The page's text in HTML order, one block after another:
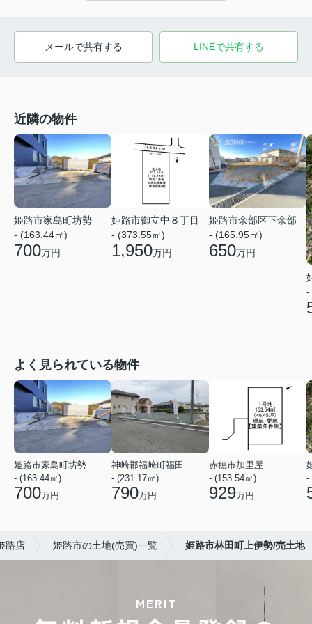
メールで共有する LINEで共有する
近隣の物件
姫路市家島町坊勢
- (163.44㎡)
700万円
姫路市御立中８丁目
- (373.55㎡)
1,950万円
姫路市余部区下余部
- (165.95㎡)
650万円
-
よく見られている物件
姫路市家島町坊勢
- (163.44㎡)
700万円
神崎郡福崎町福田
- (231.17㎡)
790万円
赤穂市加里屋
- (153.54㎡)
929万円
-
路店 姫路市の土地(売買)一覧 姫路市林田町上伊勢/売土地
MERIT